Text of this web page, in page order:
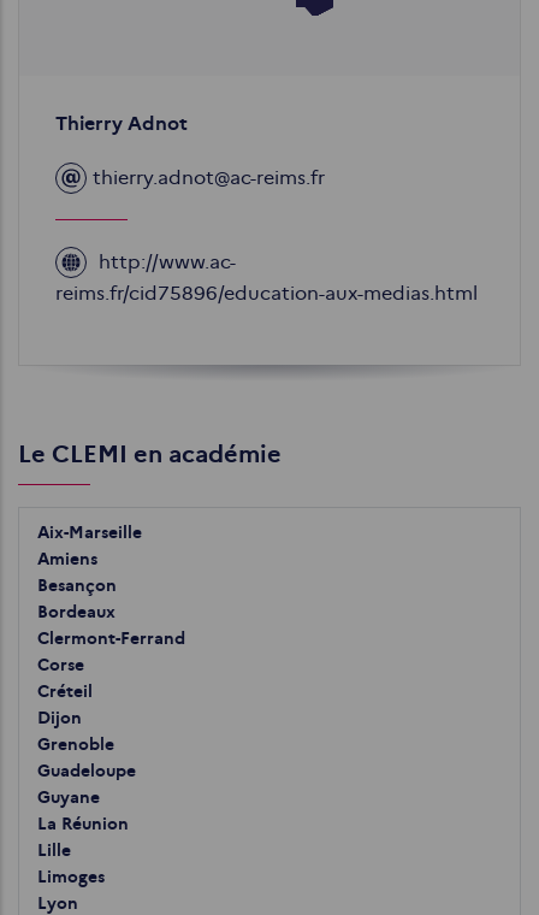
Thierry Adnot
thierry.adnot@ac-reims.fr
Site
web
http://www.ac-
reims.fr/cid75896/education-aux-medias.html
Le CLEMI en académie
Aix-Marseille
Amiens
Besançon
Bordeaux
Clermont-Ferrand
Corse
Créteil
Dijon
Grenoble
Guadeloupe
Guyane
La Réunion
Lille
Limoges
Lyon